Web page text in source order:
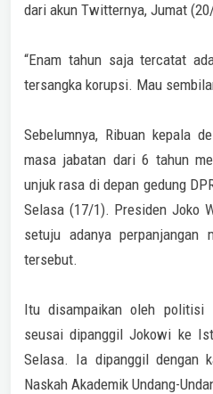
dari akun Twitternya, Jumat
“Enam tahun saja tercatat
tersangka korupsi. Mau
Sebelumnya, Ribuan kepala
masa jabatan dari 6 tahun
unjuk rasa di depan gedung
Selasa (17/1). Presiden Joko
setuju adanya perpanjangan
tersebut.
Itu disampaikan oleh politisi
seusai dipanggil Jokowi ke
Selasa. Ia dipanggil dengan
Naskah Akademik Undang-